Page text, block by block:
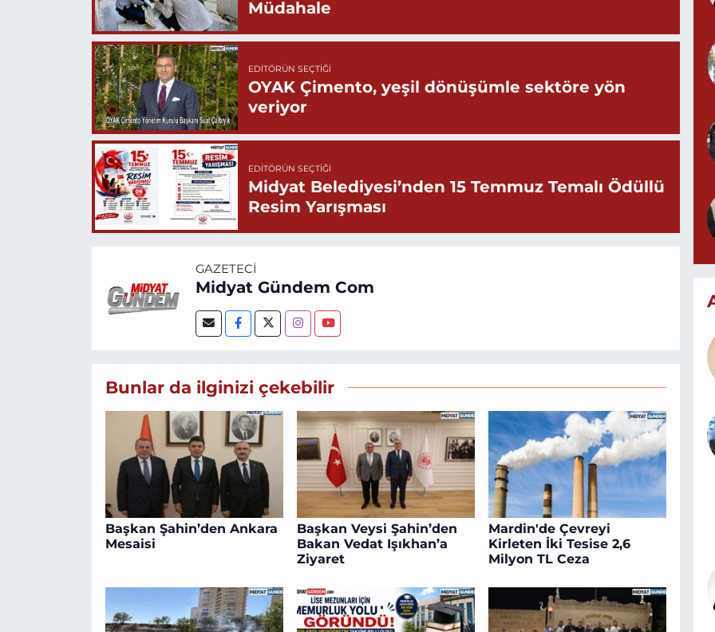
Müdahale
EDITÖRÜN SEÇTIĞI
OYAK Çimento, yeşil dönüşümle sektöre yön
veriyor
EDITÖRÜN SEÇTIĞI
Midyat Belediyesi’nden 15 Temmuz Temalı Ödüllü
Resim Yarışması
GAZETECI
Midyat Gündem Com
Bunlar da ilginizi çekebilir
Başkan Şahin’den Ankara
Mesaisi
Başkan Veysi Şahin’den
Bakan Vedat Işıkhan’a
Ziyaret
Mardin'de Çevreyi
Kirleten İki Tesise 2,6
Milyon TL Ceza